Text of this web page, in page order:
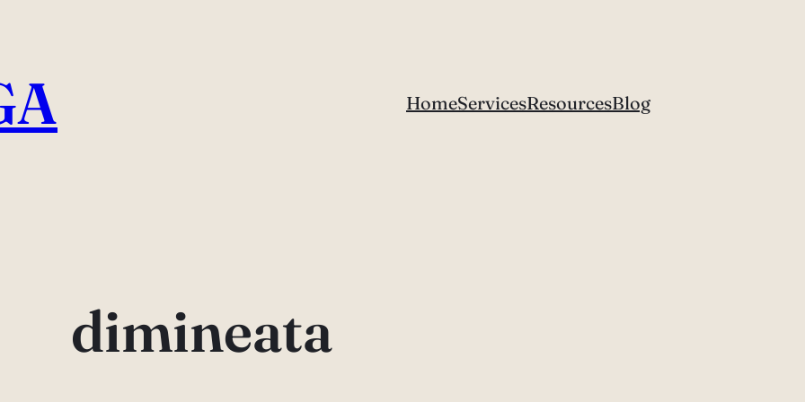
HomeServicesResourcesBlog
dimineata